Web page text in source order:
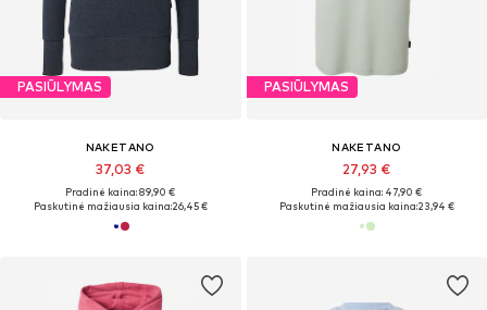
PASIŪLYMAS
NAKETANO
37,03 €
Pradinė kaina: 89,90 €
Paskutinė mažiausia kaina:26,45 €
PASIŪLYMAS
NAKETANO
27,93 €
Pradinė kaina: 47,90 €
Paskutinė mažiausia kaina:23,94 €